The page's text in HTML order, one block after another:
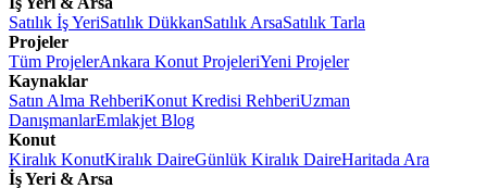
Satılık İş YeriSatılık DükkanSatılık ArsaSatılık Tarla
Projeler
Tüm ProjelerAnkara Konut ProjeleriYeni Projeler
Kaynaklar
Satın Alma RehberiKonut Kredisi RehberiUzman
DanışmanlarEmlakjet Blog
Konut
Kiralık KonutKiralık DaireGünlük Kiralık DaireHaritada Ara
İş Yeri & Arsa